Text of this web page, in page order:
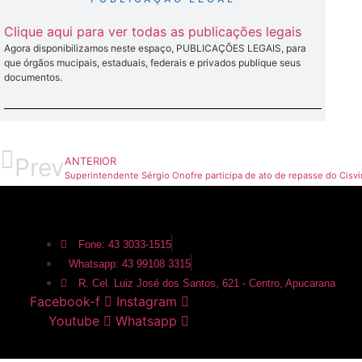
Clique aqui para ver todas as publicações legais
Agora disponibilizamos neste espaço, PUBLICAÇÕES LEGAIS, para
que órgãos mucipais, estaduais, federais e privados publique seus
documentos.
PrevANTERIOR
Fone: 43 3033-1515
Whatsapp: 43 99108 3315
R. Cel. Luiz José dos Santos, 621 - Centro, Apucarana
Facebook-f
Instagram
Youtube
Whatsapp